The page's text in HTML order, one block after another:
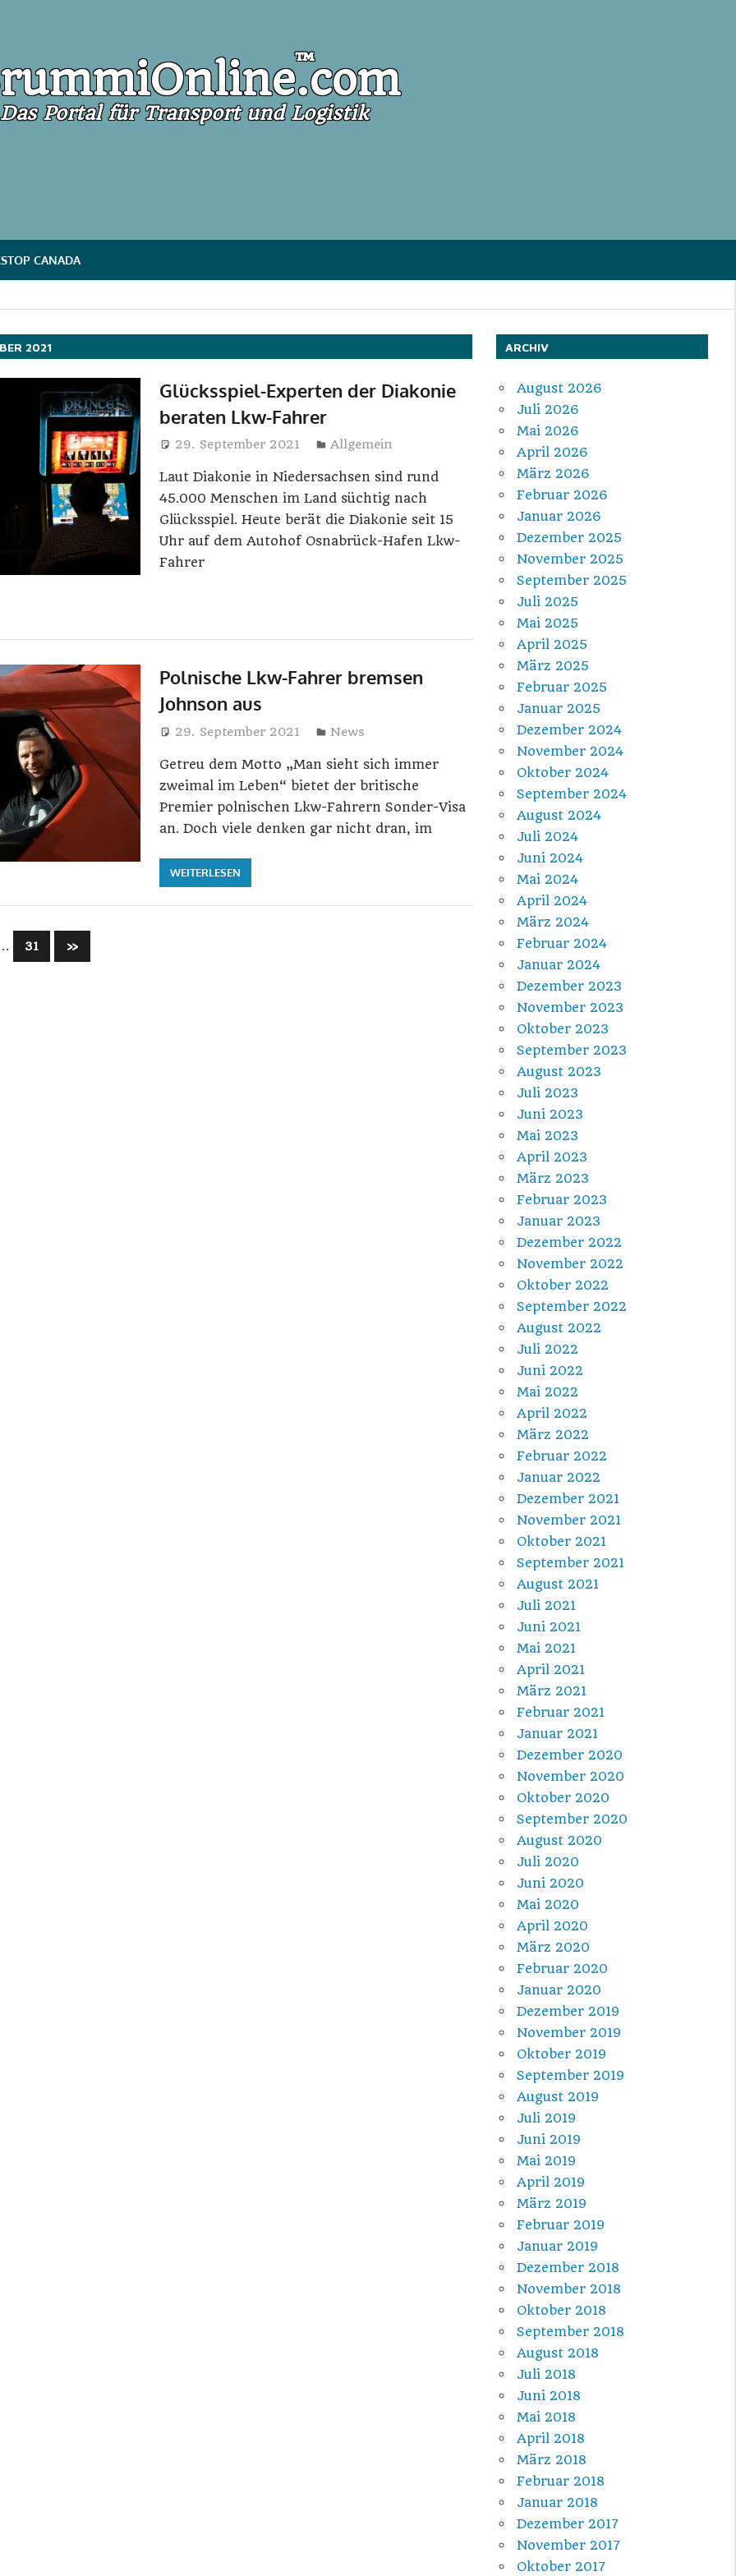
™
.com
Das Portal für Transport und Logistik
CANADA
2021
Glücksspiel-Experten der Diakonie
beraten Lkw-Fahrer
29. September 2021 Harry
Allgemein
Laut Diakonie in Niedersachsen sind rund
45.000 Menschen im Land süchtig nach
Glücksspiel. Heute berät die Diakonie seit 15
Uhr auf dem Autohof Osnabrück-Hafen Lkw-
Fahrer
Polnische Lkw-Fahrer bremsen
Johnson aus
29. September 2021 Harry
News
Getreu dem Motto „Man sieht sich immer
zweimal im Leben“ bietet der britische
Premier polnischen Lkw-Fahrern Sonder-Visa
an. Doch viele denken gar nicht dran, im
WEITERLESEN
31
Nächste
Beiträge
»
ARCHIV
August 2026
Juli 2026
Mai 2026
April 2026
März 2026
Februar 2026
Januar 2026
Dezember 2025
November 2025
September 2025
Juli 2025
Mai 2025
April 2025
März 2025
Februar 2025
Januar 2025
Dezember 2024
November 2024
Oktober 2024
September 2024
August 2024
Juli 2024
Juni 2024
Mai 2024
April 2024
März 2024
Februar 2024
Januar 2024
Dezember 2023
November 2023
Oktober 2023
September 2023
August 2023
Juli 2023
Juni 2023
Mai 2023
April 2023
März 2023
Februar 2023
Januar 2023
Dezember 2022
November 2022
Oktober 2022
September 2022
August 2022
Juli 2022
Juni 2022
Mai 2022
April 2022
März 2022
Februar 2022
Januar 2022
Dezember 2021
November 2021
Oktober 2021
September 2021
August 2021
Juli 2021
Juni 2021
Mai 2021
April 2021
März 2021
Februar 2021
Januar 2021
Dezember 2020
November 2020
Oktober 2020
September 2020
August 2020
Juli 2020
Juni 2020
Mai 2020
April 2020
März 2020
Februar 2020
Januar 2020
Dezember 2019
November 2019
Oktober 2019
September 2019
August 2019
Juli 2019
Juni 2019
Mai 2019
April 2019
März 2019
Februar 2019
Januar 2019
Dezember 2018
November 2018
Oktober 2018
September 2018
August 2018
Juli 2018
Juni 2018
Mai 2018
April 2018
März 2018
Februar 2018
Januar 2018
Dezember 2017
November 2017
Oktober 2017